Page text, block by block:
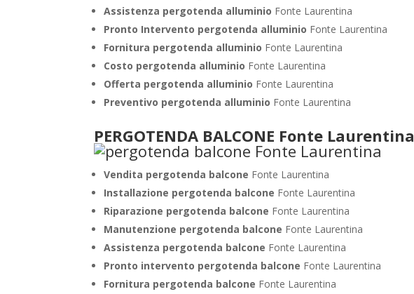
Assistenza pergotenda alluminio Fonte Laurentina
Pronto Intervento pergotenda alluminio Fonte Laurentina
Fornitura pergotenda alluminio Fonte Laurentina
Costo pergotenda alluminio Fonte Laurentina
Offerta pergotenda alluminio Fonte Laurentina
Preventivo pergotenda alluminio Fonte Laurentina
PERGOTENDA BALCONE Fonte Laurentina
Vendita pergotenda balcone Fonte Laurentina
Installazione pergotenda balcone Fonte Laurentina
Riparazione pergotenda balcone Fonte Laurentina
Manutenzione pergotenda balcone Fonte Laurentina
Assistenza pergotenda balcone Fonte Laurentina
Pronto intervento pergotenda balcone Fonte Laurentina
Fornitura pergotenda balcone Fonte Laurentina